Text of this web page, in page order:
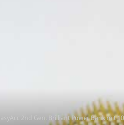
EasyAcc 2nd Gen. Brilliant Power Bank mit